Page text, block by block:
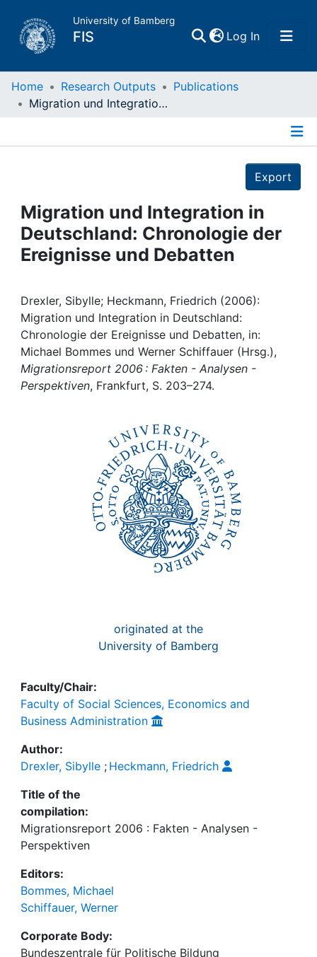
University of Bamberg
FIS Log In(current)
Home
Projects
People
Awards
My FIS
Help
Home Research Outputs
Publications
Migration und Integration in Deutschland: Chronologie der Ereignisse und Debatten
Export
Migration und Integration in
Deutschland: Chronologie der
Ereignisse und Debatten
Drexler, Sibylle; Heckmann, Friedrich (2006):
Migration und Integration in Deutschland:
Chronologie der Ereignisse und Debatten, in:
Michael Bommes und Werner Schiffauer (Hrsg.),
Migrationsreport 2006 : Fakten - Analysen -
Perspektiven, Frankfurt, S. 203–274.
originated at the
University of Bamberg
Faculty/Chair:
Faculty of Social Sciences, Economics and
Business Administration
Author:
Drexler, Sibylle ; Heckmann, Friedrich
Title of the
compilation:
Migrationsreport 2006 : Fakten - Analysen -
Perspektiven
Editors:
Bommes, Michael
Schiffauer, Werner
Corporate Body:
Bundeszentrale für Politische Bildung